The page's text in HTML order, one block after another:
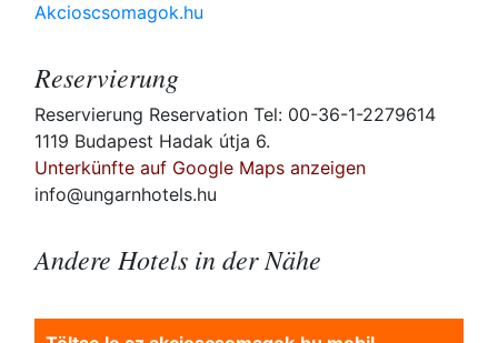
Akcioscsomagok.hu
Reservierung
Reservierung Reservation Tel: 00-36-1-2279614
1119 Budapest Hadak útja 6.
Unterkünfte auf Google Maps anzeigen
info@ungarnhotels.hu
Andere Hotels in der Nähe